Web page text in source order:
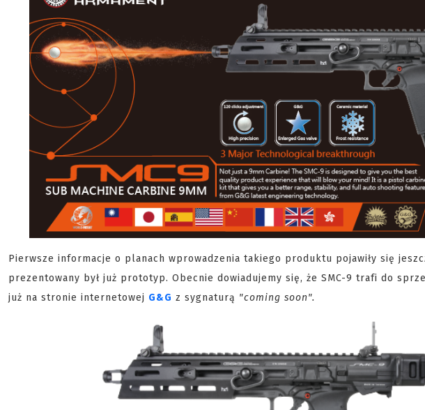
Pierwsze informacje o planach wprowadzenia takiego produktu pojawiły się
prezentowany był już prototyp. Obecnie dowiadujemy się, że SMC-9 trafi do
już na stronie internetowej G&G z sygnaturą "coming soon".